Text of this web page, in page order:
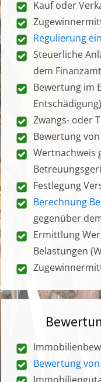
Kauf oder
Regulierung
Steuerliche
dem
Bewertung im
Entschädigung)
Zwangs- oder
Bewertung
Wertnachweis
Festlegung
Berechnung
gegenüber
Ermittlung
Belastungen
Bewertung